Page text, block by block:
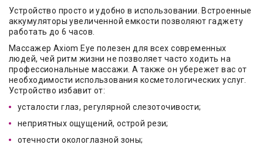
Устройство просто и удобно в использовании. Встроенные
аккумуляторы увеличенной емкости позволяют гаджету
работать до 6 часов.
Массажер Axiom Eye полезен для всех современных
людей, чей ритм жизни не позволяет часто ходить на
профессиональные массажи. А также он убережет вас от
необходимости использования косметологических услуг.
Устройство избавит от:
усталости глаз, регулярной слезоточивости;
неприятных ощущений, острой рези;
отечности окологлазной зоны;